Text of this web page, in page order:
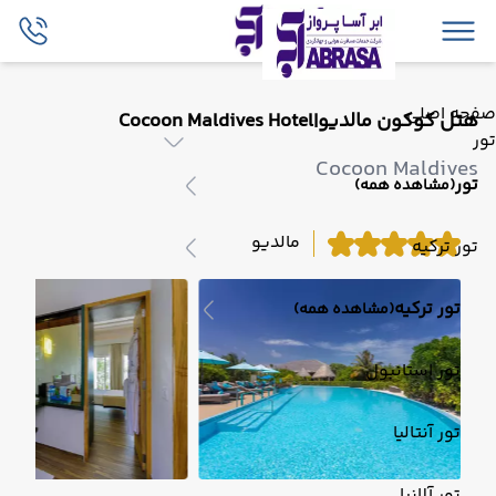
صفحه اصلی
تور
تور(مشاهده همه)
تور ترکیه
تور ترکیه(مشاهده همه)
تور استانبول
تور آنتالیا
هتل کوکون مالدیو|Cocoon Maldives Hotel
Cocoon Maldives
مالدیو